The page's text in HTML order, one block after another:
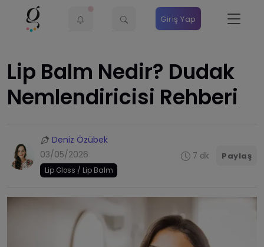
Giriş Yap
Lip Balm Nedir? Dudak
Nemlendiricisi Rehberi
Deniz Özübek
03/05/2026
Lip Gloss / Lip Balm
7 dk Paylaş